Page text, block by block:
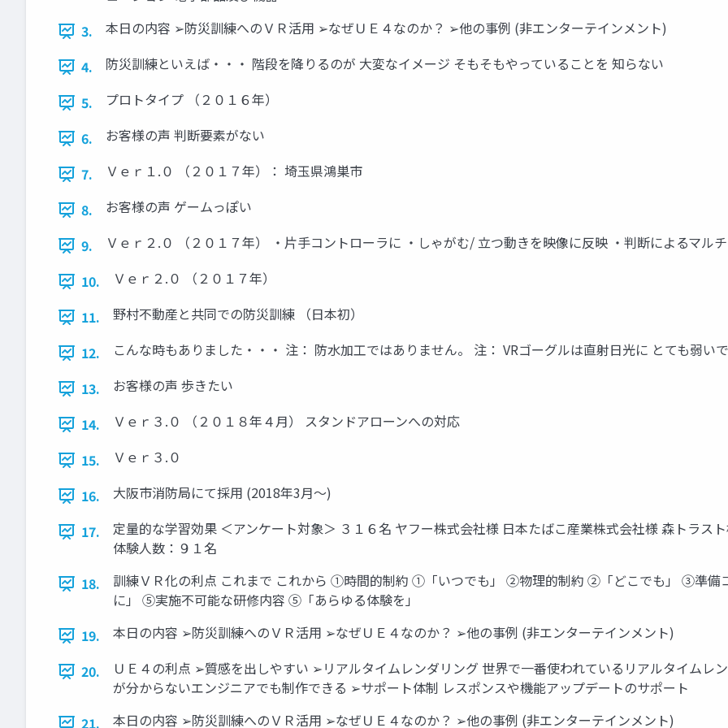
3.
本日の内容 ➢防災訓練へのＶＲ活用 ➢なぜＵＥ４なのか？ ➢他の事例 (非エンターテインメント)
4.
防災訓練といえば・・・ 階段を降りるのが 大変なイメージ そもそもやっていることを 知らない
5.
プロトタイプ （２０１６年）
6.
お客様の声 判断要素がない
7.
Ｖｅｒ１.０ （２０１７年）： 埼玉県鴻巣市
8.
お客様の声 ゲームっぽい
9.
Ｖｅｒ２.０ （２０１７年） ・片手コントローラに ・しゃがむ/ 立つ動きを映像に反映 ・判断によるマル
10.
Ｖｅｒ２.０ （２０１７年）
11.
野村不動産と共同での防災訓練 （日本初）
12.
こんな時もありました・・・ 注： 防水加工ではありません。 注： VRゴーグルは直射日光に とても弱いで
13.
お客様の声 歩きたい
14.
Ｖｅｒ３.０ （２０１８年４月） スタンドアローンへの対応
15.
Ｖｅｒ３.０
16.
大阪市消防局にて採用 (2018年3月～)
17.
定量的な学習効果 ＜アンケート対象＞ ３１６名 ヤフー株式会社様 日本たばこ産業株式会社様 森トラス
体験人数：９１名
18.
訓練ＶＲ化の利点 これまで これから ①時間的制約 ①「いつでも」 ②物理的制約 ②「どこでも」 ➂準
に」 ➄実施不可能な研修内容 ➄「あらゆる体験を」
19.
本日の内容 ➢防災訓練へのＶＲ活用 ➢なぜＵＥ４なのか？ ➢他の事例 (非エンターテインメント)
20.
ＵＥ４の利点 ➢質感を出しやすい ➢リアルタイムレンダリング 世界で一番使われているリアルタイムレ
が分からないエンジニアでも制作できる ➢サポート体制 レスポンスや機能アップデートのサポート
21.
本日の内容 ➢防災訓練へのＶＲ活用 ➢なぜＵＥ４なのか？ ➢他の事例 (非エンターテインメント)